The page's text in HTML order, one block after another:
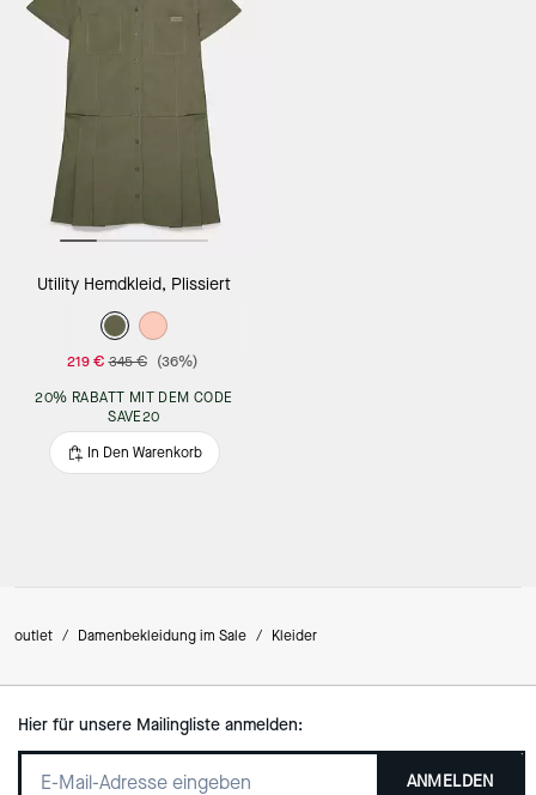
Utility Hemdkleid, Plissiert
219 € 345 € (36%)
20% RABATT MIT DEM CODE
SAVE20
In Den Warenkorb
outlet / Damenbekleidung im Sale / Kleider
Hier für unsere Mailingliste anmelden:
ANMELDEN